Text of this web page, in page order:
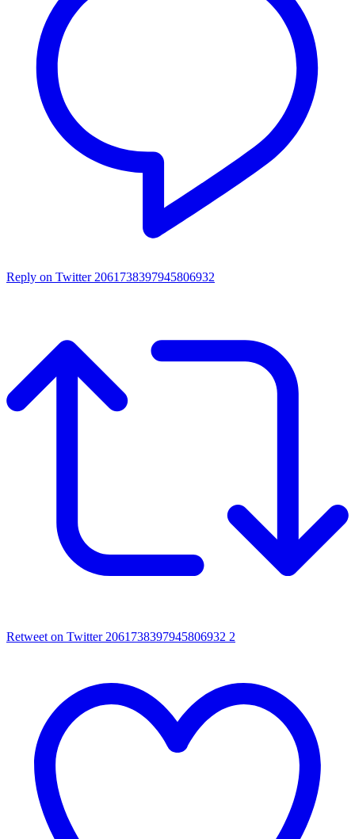
Reply on Twitter 2061738397945806932
Retweet on Twitter 2061738397945806932 2